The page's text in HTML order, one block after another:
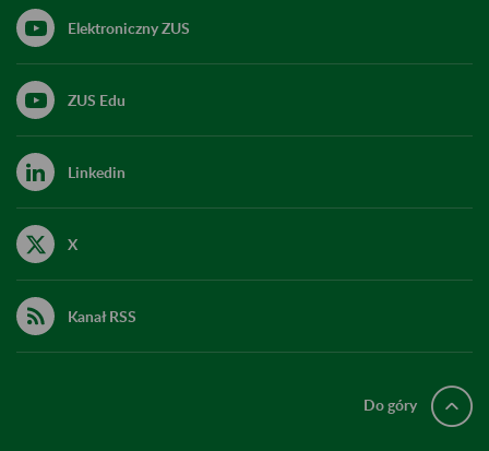
Elektroniczny ZUS
ZUS Edu
Linkedin
X
Kanał RSS
Do góry